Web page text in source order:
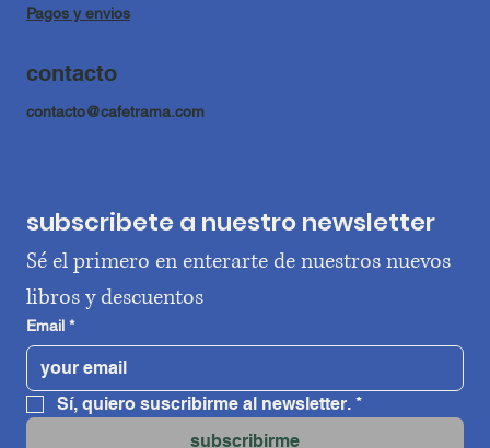
Pagos y envios
contacto
contacto@cafetrama.com
subscribete a nuestro newsletter
Sé el primero en enterarte de nuestros nuevos
libros y descuentos
Email *
Sí, quiero suscribirme al newsletter. *
subscribirme